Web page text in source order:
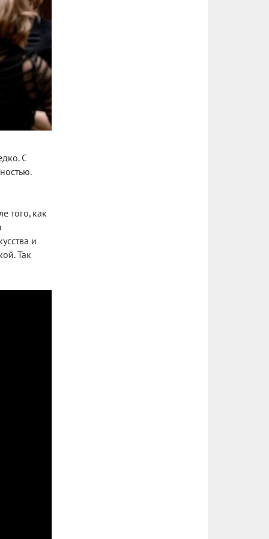
С
того, как
и
Так